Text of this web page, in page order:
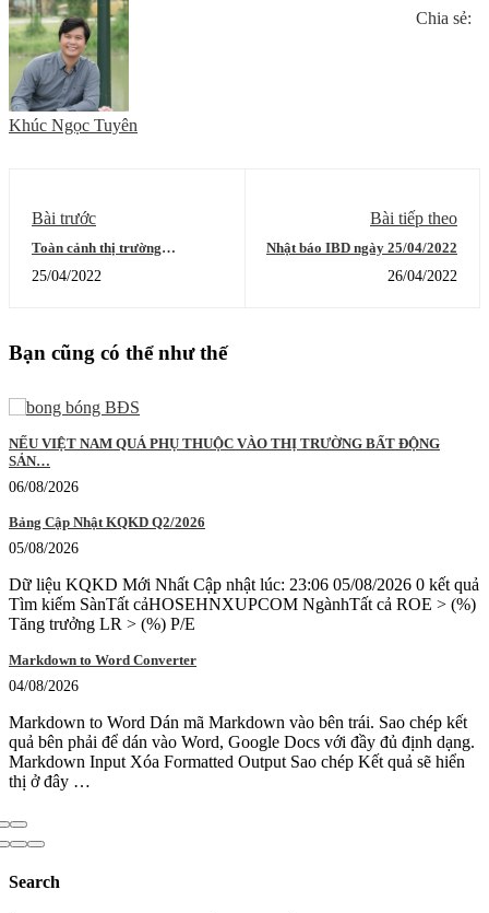
Chia sẻ:
Khúc Ngọc Tuyên
Bài trước
Toàn cảnh thị trường
25/04/2022
Bài tiếp theo
Nhật báo IBD ngày 25/04/2022
26/04/2022
Bạn cũng có thể như thế
NẾU VIỆT NAM QUÁ PHỤ THUỘC VÀO THỊ TRƯỜNG BẤT ĐỘNG
SẢN…
06/08/2026
Bảng Cập Nhật KQKD Q2/2026
05/08/2026
Dữ liệu KQKD Mới Nhất Cập nhật lúc: 23:06 05/08/2026 0 kết quả
Tìm kiếm SànTất cảHOSEHNXUPCOM NgànhTất cả ROE > (%)
Tăng trưởng LR > (%) P/E
Markdown to Word Converter
04/08/2026
Markdown to Word Dán mã Markdown vào bên trái. Sao chép kết
quả bên phải để dán vào Word, Google Docs với đầy đủ định dạng.
Markdown Input Xóa Formatted Output Sao chép Kết quả sẽ hiển
thị ở đây …
Search